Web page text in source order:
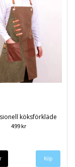
köksförkläde
499 kr
Köp